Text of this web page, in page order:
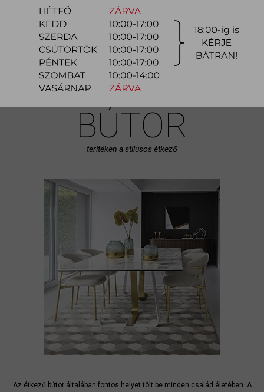
funkciót is betölt, ezért fontos a funkcionalitásában megfelelő bútorok
kiválasztása és ötletes...
bővebben
ÉTKEZŐ
BÚTOR
terítéken a stílusos étkező
Az étkező bútor általában fontos helyet tölt be minden család életében. A